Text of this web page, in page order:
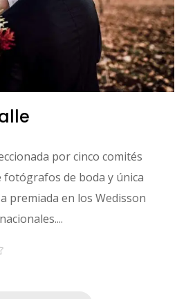
por cinco comités
fotógrafos de boda y única
premiada en los Wedisson